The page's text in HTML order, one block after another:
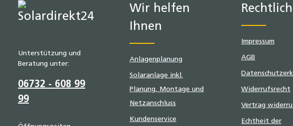
Unterstützung und
Beratung unter:
06732 - 608 99
99
Wir helfen
Ihnen
Anlagenplanung
Solaranlage inkl.
Planung, Montage und
Netzanschluss
Kundenservice
Impressum
AGB
Widerrufsrecht
Vertrag
Echtheit der